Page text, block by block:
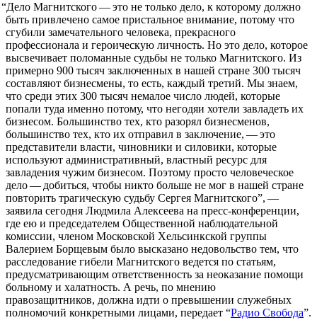
“Дело Магнитского — это не только дело, к которому должно
быть привлечено самое пристальное внимание, потому что
сгубили замечательного человека, прекрасного
профессионала и героическую личность. Но это дело, которое
высвечивает поломанные судьбы не только Магнитского. Из
примерно 900 тысяч заключенных в нашей стране 300 тысяч
составляют бизнесмены, то есть, каждый третий. Мы знаем,
что среди этих 300 тысяч немалое число людей, которые
попали туда именно потому, что негодяи хотели завладеть их
бизнесом. Большинство тех, кто разорял бизнесменов,
большинство тех, кто их отправил в заключение, — это
представители власти, чиновники и силовики, которые
используют административный, властный ресурс для
завладения чужим бизнесом. Поэтому просто человеческое
дело — добиться, чтобы никто больше не мог в нашей стране
повторить трагическую судьбу Сергея Магнитского”, —
заявила сегодня Людмила Алексеева на пресс-конференции,
где ею и председателем Общественной наблюдательной
комиссии, членом Московской Хельсинкской группы
Валерием Борщевым было высказано недовольство тем, что
расследование гибели Магнитского ведется по статьям,
предусматривающим ответственность за неоказание помощи
больному и халатность. А речь, по мнению
правозащитников, должна идти о превышении служебных
полномочий конкретными лицами, передает “Радио Свобода”.